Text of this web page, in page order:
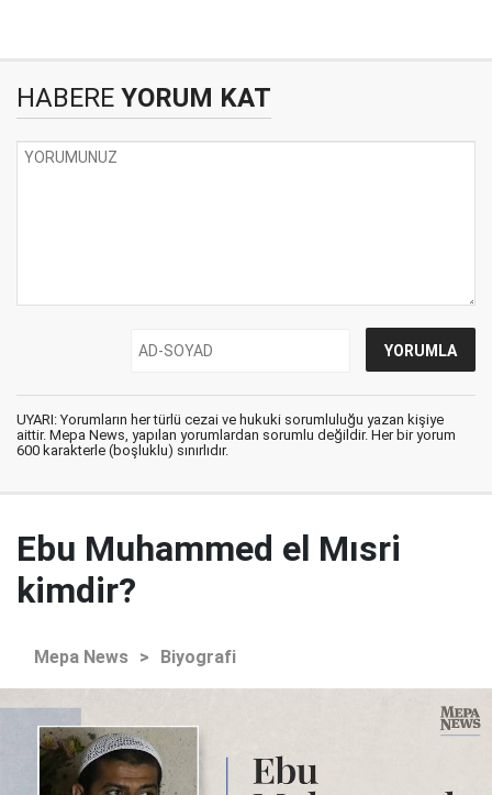
HABERE YORUM KAT
UYARI: Yorumların her türlü cezai ve hukuki sorumluluğu yazan kişiye
aittir. Mepa News, yapılan yorumlardan sorumlu değildir. Her bir yorum
600 karakterle (boşluklu) sınırlıdır.
Ebu Muhammed el Mısri
kimdir?
Mepa News > Biyografi